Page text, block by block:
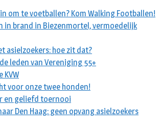
om te voetballen? Kom Walking Footballen!
in brand in Biezenmortel, vermoedelijk
asielzoekers: hoe zit dat?
leden van Vereniging 55+
KVW
voor onze twee honden!
en geliefd toernooi
Den Haag: geen opvang asielzoekers